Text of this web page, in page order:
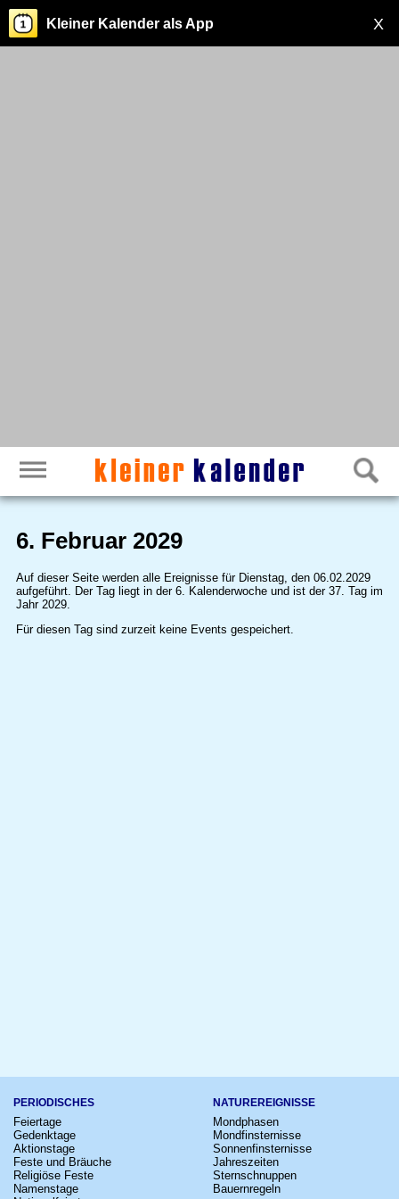
X
Kleiner Kalender als App
6. Februar 2029
Auf dieser Seite werden alle Ereignisse für Dienstag, den 06.02.2029
aufgeführt. Der Tag liegt in der 6. Kalenderwoche und ist der 37. Tag im
Jahr 2029.
Für diesen Tag sind zurzeit keine Events gespeichert.
PERIODISCHES
Feiertage
Gedenktage
Aktionstage
Feste und Bräuche
Religiöse Feste
Namenstage
NATUREREIGNISSE
Mondphasen
Mondfinsternisse
Sonnenfinsternisse
Jahreszeiten
Sternschnuppen
Bauernregeln